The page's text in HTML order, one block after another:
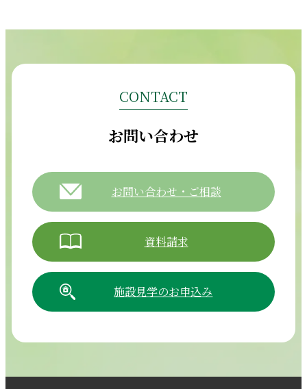
054-265-5811
CONTACT
お問い合わせ
お問い合わせ・ご相談
資料請求
施設見学のお申込み